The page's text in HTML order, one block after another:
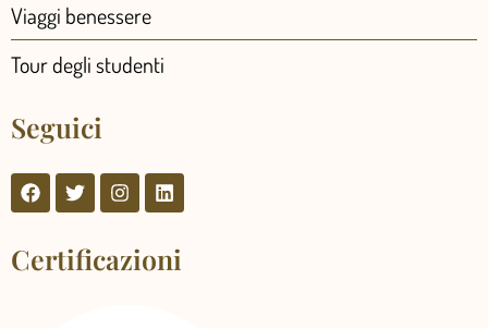
Viaggi benessere
Tour degli studenti
Seguici
Certificazioni